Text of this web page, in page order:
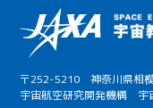
〒252-5210 神奈川県相
宇宙航空研究開発機構 宇